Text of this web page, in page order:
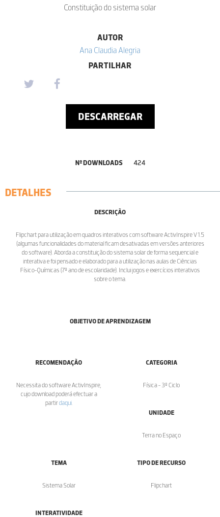
Constituição do sistema solar
AUTOR
Ana Claudia Alegria
PARTILHAR
DESCARREGAR
Nº DOWNLOADS 424
DETALHES
DESCRIÇÃO
Flipchart para utilização em quadros interativos com software ActivInspire V 1.5
(algumas funcionalidades do material ficam desativadas em versões anteriores
do software). Aborda a constituição do sistema solar de forma sequencial e
interativa e foi pensado e elaborado para a utilização nas aulas de Ciências
Físico-Químicas (7º ano de escolaridade). Inclui jogos e exercícios interativos
sobre o tema.
OBJETIVO DE APRENDIZAGEM
RECOMENDAÇÃO
Necessita do software ActivInspire,
cujo download poderá efectuar a
partirdaqui.
CATEGORIA
Física - 3º Ciclo
UNIDADE
Terra no Espaço
TEMA
Sistema Solar
TIPO DE RECURSO
Flipchart
INTERATIVIDADE